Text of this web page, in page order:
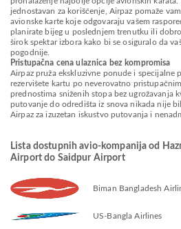
jednostavan za korišćenje, Airpaz pomaže
avionske karte koje odgovaraju vašem
planirate bijeg u poslednjem trenutku ili
širok spektar izbora kako bi se osiguralo da
pogodnije.
Pristupačna cena ulaznica bez kompromisa
Airpaz pruža ekskluzivne ponude i specijalne
rezervišete kartu po neverovatno
prednostima sniženih stopa bez ugrožavanja
putovanje do odredišta iz snova nikada nije
Airpaz za izuzetan iskustvo putovanja i
Lista dostupnih avio-kompanija od
Airport do Saidpur Airport
Biman Bangladesh
US-Bangla Airlines